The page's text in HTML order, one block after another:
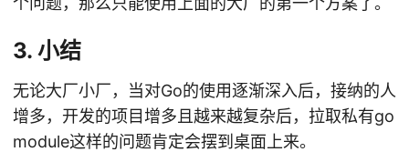
3. 小结
无论大厂小厂，当对Go的使用逐渐深入后，接纳的人
增多，开发的项目增多且越来越复杂后，拉取私有go
module这样的问题肯定会摆到桌面上来。